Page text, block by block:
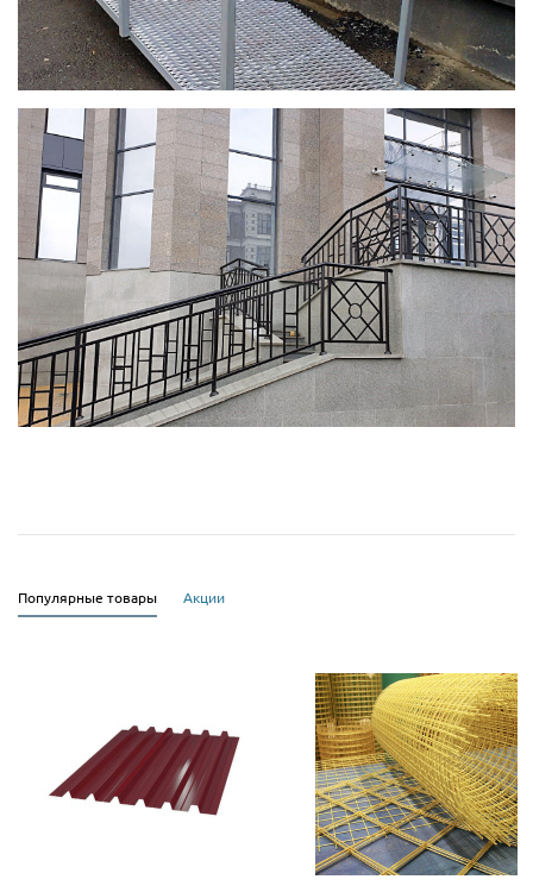
Популярные товары Акции